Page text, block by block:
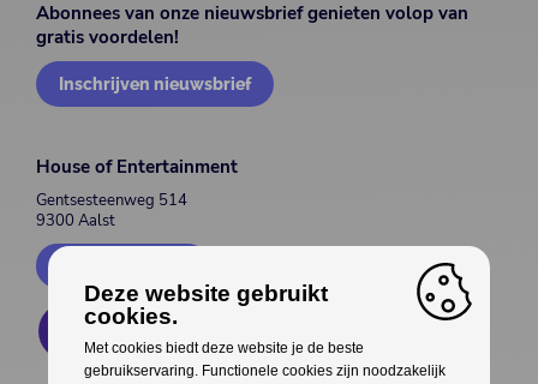
Abonnees van onze nieuwsbrief genieten volop van
gratis voordelen!
Inschrijven nieuwsbrief
House of Entertainment
Gentsesteenweg 514
9300 Aalst
Deze website gebruikt
cookies.
Met cookies biedt deze website je de beste
gebruikservaring. Functionele cookies zijn noodzakelijk